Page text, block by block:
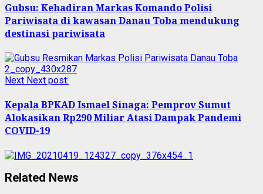
Gubsu: Kehadiran Markas Komando Polisi
Pariwisata di kawasan Danau Toba mendukung
destinasi pariwisata
Next Next post:
Kepala BPKAD Ismael Sinaga: Pemprov Sumut
Alokasikan Rp290 Miliar Atasi Dampak Pandemi
COVID-19
Related News